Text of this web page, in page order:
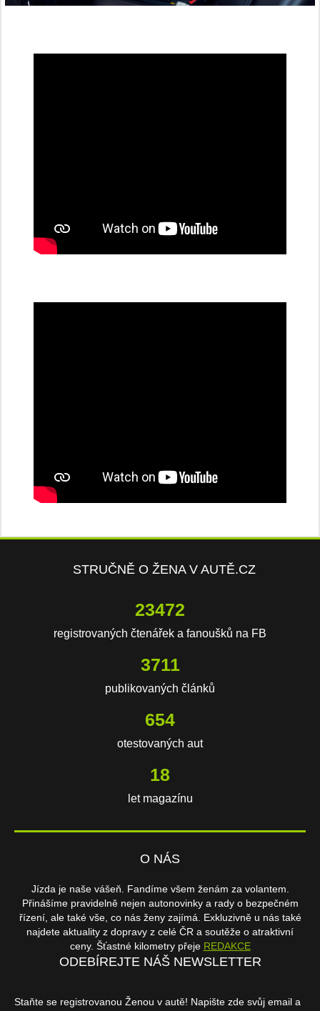
STRUČNĚ O ŽENA V AUTĚ.CZ
23472
registrovaných čtenářek a fanoušků na FB
3711
publikovaných článků
654
otestovaných aut
18
let magazínu
O NÁS
Jízda je naše vášeň. Fandíme všem ženám za volantem.
Přinášíme pravidelně nejen autonovinky a rady o bezpečném
řízení, ale také vše, co nás ženy zajímá. Exkluzivně u nás také
najdete aktuality z dopravy z celé ČR a soutěže o atraktivní
ceny. Šťastné kilometry přeje REDAKCE
ODEBÍREJTE NÁŠ NEWSLETTER
Staňte se registrovanou Ženou v autě! Napište zde svůj email a